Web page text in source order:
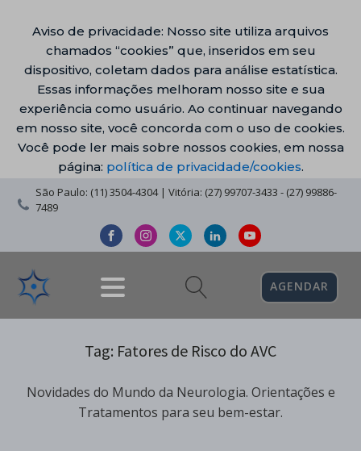
Aviso de privacidade: Nosso site utiliza arquivos
chamados “cookies” que, inseridos em seu
dispositivo, coletam dados para análise estatística.
Essas informações melhoram nosso site e sua
experiência como usuário. Ao continuar navegando
em nosso site, você concorda com o uso de cookies.
Você pode ler mais sobre nossos cookies, em nossa
página: política de privacidade/cookies.
São Paulo: (11) 3504-4304 | Vitória: (27) 99707-3433 - (27) 99886-
7489
AGENDAR
Tag: Fatores de Risco do AVC
Novidades do Mundo da Neurologia. Orientações e
Tratamentos para seu bem-estar.